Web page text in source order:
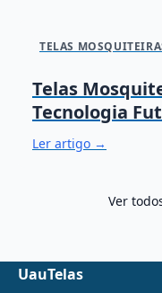
TELAS
Telas
Tecnologia
Ler artigo →
Ver
UauTelas